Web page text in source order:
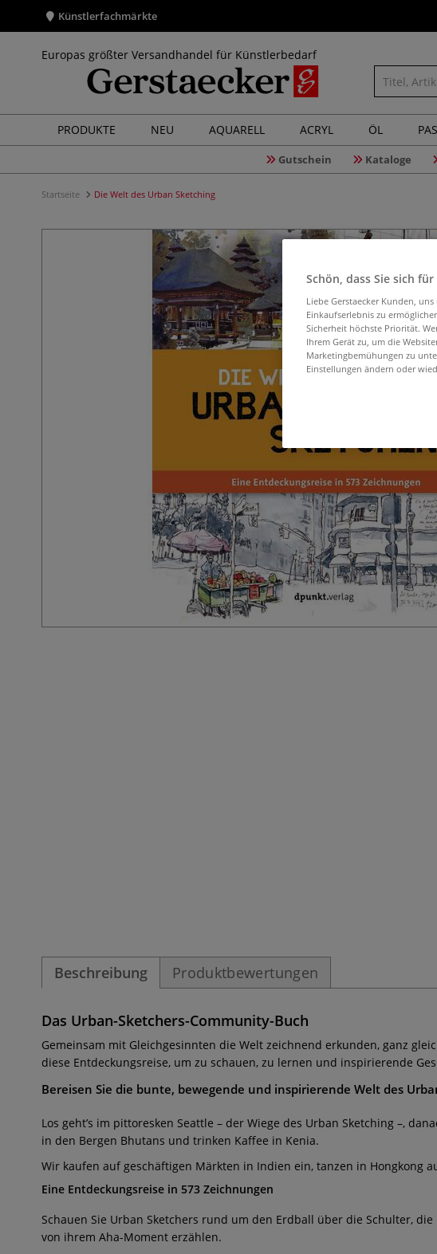
Künstlerfachmärkte
Europas größter Versandhandel für Künstlerbedarf
PRODUKTE NEU AQUARELL ACRYL ÖL
Gutschein Kataloge
Startseite Die Welt des Urban Sketching
Beschreibung Produktbewertungen
Das Urban-Sketchers-Community-Buch
Gemeinsam mit Gleichgesinnten die Welt zeichnend erkunden, ganz
diese Entdeckungsreise, um zu schauen, zu lernen und inspirierende
Bereisen Sie die bunte, bewegende und inspirierende Welt des
Los geht’s im pittoresken Seattle – der Wiege des Urban Sketching –,
in den Bergen Bhutans und trinken Kaffee in Kenia.
Wir kaufen auf geschäftigen Märkten in Indien ein, tanzen in Hongkong
Eine Entdeckungsreise in 573 Zeichnungen
Schauen Sie Urban Sketchers rund um den Erdball über die Schulter,
von ihrem Aha-Moment erzählen.
Schön, dass Sie sich
Liebe Gerstaecker Kunden,
Einkaufserlebnis zu
Sicherheit höchste Priorität.
Ihrem Gerät zu, um die
Marketingbemühungen zu
Einstellungen ändern oder